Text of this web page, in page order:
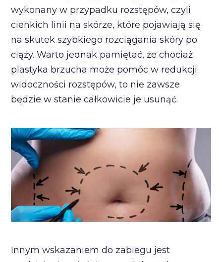
wykonany w przypadku rozstępów, czyli
cienkich linii na skórze, które pojawiają się
na skutek szybkiego rozciągania skóry po
ciąży. Warto jednak pamiętać, że chociaż
plastyka brzucha może pomóc w redukcji
widoczności rozstępów, to nie zawsze
będzie w stanie całkowicie je usunąć.
Innym wskazaniem do zabiegu jest